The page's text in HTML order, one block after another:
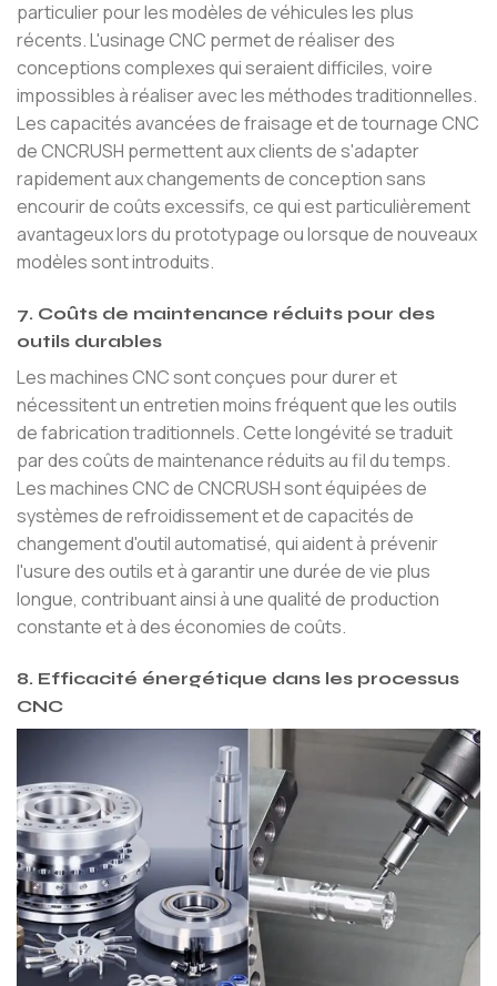
particulier pour les modèles de véhicules les plus
récents. L'usinage CNC permet de réaliser des
conceptions complexes qui seraient difficiles, voire
impossibles à réaliser avec les méthodes traditionnelles.
Les capacités avancées de fraisage et de tournage CNC
de CNCRUSH permettent aux clients de s'adapter
rapidement aux changements de conception sans
encourir de coûts excessifs, ce qui est particulièrement
avantageux lors du prototypage ou lorsque de nouveaux
modèles sont introduits.
7. Coûts de maintenance réduits pour des
outils durables
Les machines CNC sont conçues pour durer et
nécessitent un entretien moins fréquent que les outils
de fabrication traditionnels. Cette longévité se traduit
par des coûts de maintenance réduits au fil du temps.
Les machines CNC de CNCRUSH sont équipées de
systèmes de refroidissement et de capacités de
changement d'outil automatisé, qui aident à prévenir
l'usure des outils et à garantir une durée de vie plus
longue, contribuant ainsi à une qualité de production
constante et à des économies de coûts.
8. Efficacité énergétique dans les processus
CNC